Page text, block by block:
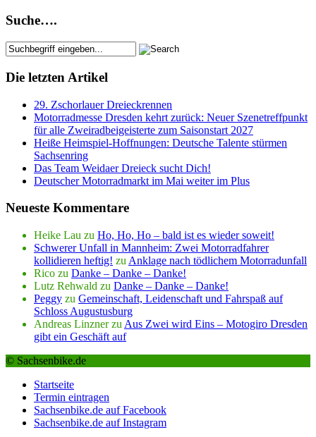
Suche….
Die letzten Artikel
29. Zschorlauer Dreieckrennen
Motorradmesse Dresden kehrt zurück: Neuer Szenetreffpunkt
für alle Zweiradbeigeisterte zum Saisonstart 2027
Heiße Heimspiel-Hoffnungen: Deutsche Talente stürmen
Sachsenring
Das Team Weidaer Dreieck sucht Dich!
Deutscher Motorradmarkt im Mai weiter im Plus
Neueste Kommentare
Heike Lau zu Ho, Ho, Ho – bald ist es wieder soweit!
Schwerer Unfall in Mannheim: Zwei Motorradfahrer
kollidieren heftig! zu Anklage nach tödlichem Motorradunfall
Rico zu Danke – Danke – Danke!
Lutz Rehwald zu Danke – Danke – Danke!
Peggy zu Gemeinschaft, Leidenschaft und Fahrspaß auf
Schloss Augustusburg
Andreas Linznerzu Aus Zwei wird Eins – Motogiro Dresden
gibt ein Geschäft auf
© Sachsenbike.de
Startseite
Termin eintragen
Sachsenbike.de auf Facebook
Sachsenbike.de auf Instagram